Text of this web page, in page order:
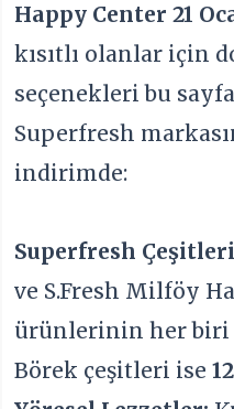
Happy Center 21
kısıtlı olanlar için
seçenekleri bu
Superfresh
indirimde:
Superfresh
ve S.Fresh Milföy
ürünlerinin her biri
Börek çeşitleri ise